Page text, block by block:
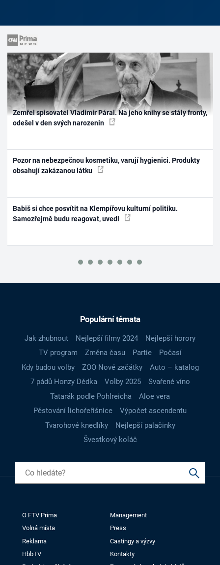
Zemřel spisovatel Vladimír Páral. Na jeho knihy se stály fronty,
odešel v den svých narozenin
Pozor na nebezpečnou kosmetiku, varují hygienici. Produkty
obsahují zakázanou látku
Babiš si chce posvítit na Klempířovu kulturní politiku.
Samozřejmě budu reagovat, uvedl
Populární témata
Jak zhubnout Nejlepší filmy 2024
Nejlepší horory
TV program
Změna času Partie
Počasí
Kdy budou volby
ZOO Nové začátky
Auto – katalog
7 pádů Honzy Dědka
Volby 2025
Svařené víno
Tatarák podle Pohlreicha
Aloe vera
Pěstování lichořeřišnice
Výpočet ascendentu
Tvarohové knedlíky
Nejlepší palačinky
Švestkový koláč
O FTV Prima
Management
Volná místa
Press
Reklama
Castingy a výzvy
HbbTV
Kontakty